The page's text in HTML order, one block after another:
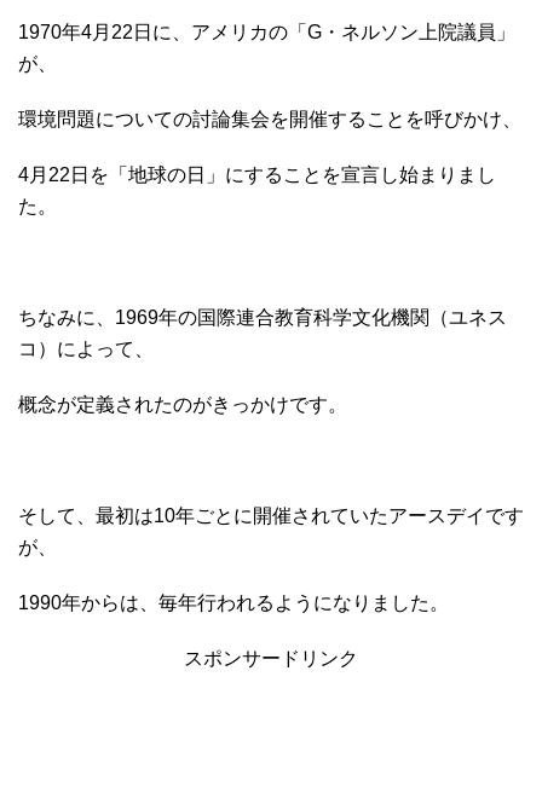
1970年4月22日に、アメリカの「G・ネルソン上院議員」
が、
環境問題についての討論集会を開催することを呼びかけ、
4月22日を「地球の日」にすることを宣言し始まりまし
た。
ちなみに、1969年の国際連合教育科学文化機関（ユネス
コ）によって、
概念が定義されたのがきっかけです。
そして、最初は10年ごとに開催されていたアースデイです
が、
1990年からは、毎年行われるようになりました。
スポンサードリンク